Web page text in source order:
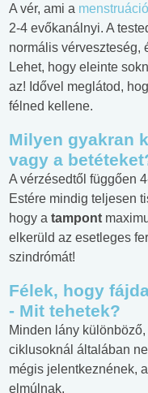
A vér, ami a
2-4 evőkanálnyi. A
normális vérveszteség,
Lehet, hogy eleinte
az! Idővel meglátod,
félned kellene.
Milyen gyakran
vagy a
A vérzésedtől függően
Estére mindig teljesen
hogy a tampont
elkerüld az esetleges
szindrómát!
Félek, hogy
- Mit tehetek?
Minden lány
ciklusoknál általában
mégis jelentkeznének,
elmúlnak.